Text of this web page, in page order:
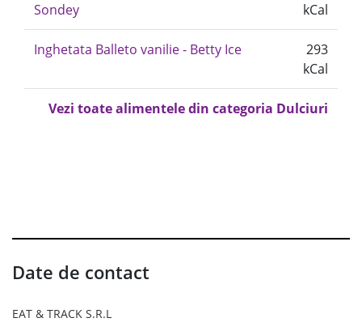
Sondey
kCal
Inghetata Balleto vanilie - Betty Ice
293
kCal
Vezi toate alimentele din categoria Dulciuri
Date de contact
EAT & TRACK S.R.L